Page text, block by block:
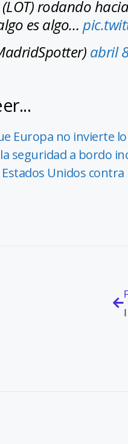
(LOT) rodando
es algo…
abril
Europa no invierte
seguridad a bordo
Unidos